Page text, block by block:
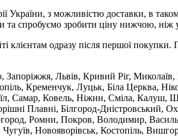
України, з можливістю доставки, в
спробуємо зробити ціну нижчою, ніж
клієнтам одразу після першої
Запоріжжя, Львів, Кривий Ріг,
Кременчук, Луцьк, Біла Церква,
Самар, Ковель, Ніжин, Сміла, Калуш,
Плавні, Білгород-
Ромни, Покров, Володимир,
Новояворівськ, Костопіль,